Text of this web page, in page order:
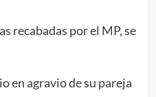
recabadas por el MP, se
en agravio de su pareja